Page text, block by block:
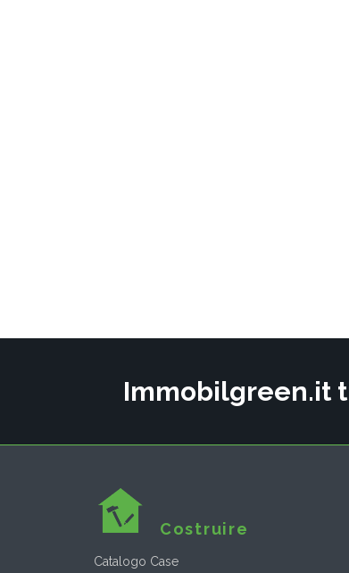
Immobilgreen.it
Costruire
Catalogo Case